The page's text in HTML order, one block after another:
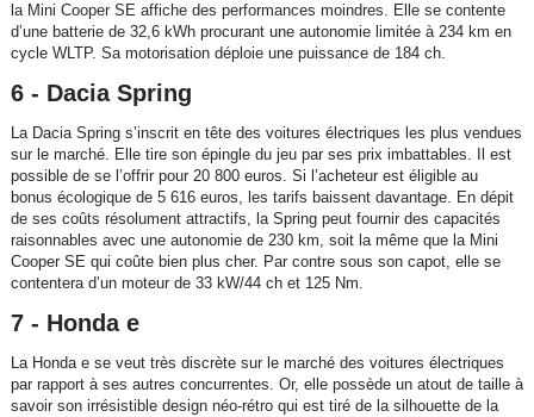
la Mini Cooper SE affiche des performances moindres. Elle se contente
d’une batterie de 32,6 kWh procurant une autonomie limitée à 234 km en
cycle WLTP. Sa motorisation déploie une puissance de 184 ch.
6 - Dacia Spring
La Dacia Spring s’inscrit en tête des voitures électriques les plus vendues
sur le marché. Elle tire son épingle du jeu par ses prix imbattables. Il est
possible de se l’offrir pour 20 800 euros. Si l’acheteur est éligible au
bonus écologique de 5 616 euros, les tarifs baissent davantage. En dépit
de ses coûts résolument attractifs, la Spring peut fournir des capacités
raisonnables avec une autonomie de 230 km, soit la même que la Mini
Cooper SE qui coûte bien plus cher. Par contre sous son capot, elle se
contentera d’un moteur de 33 kW/44 ch et 125 Nm.
7 - Honda e
La Honda e se veut très discrète sur le marché des voitures électriques
par rapport à ses autres concurrentes. Or, elle possède un atout de taille à
savoir son irrésistible design néo-rétro qui est tiré de la silhouette de la